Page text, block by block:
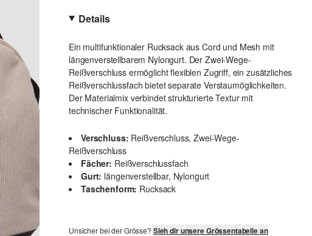
Details
Ein multifunktionaler Rucksack aus Cord und Mesh mit
längenverstellbarem Nylongurt. Der Zwei-Wege-
Reißverschluss ermöglicht flexiblen Zugriff, ein zusätzliches
Reißverschlussfach bietet separate Verstaumöglichkeiten.
Der Materialmix verbindet strukturierte Textur mit
technischer Funktionalität.
Verschluss: Reißverschluss, Zwei-Wege-
Reißverschluss
Fächer: Reißverschlussfach
Gurt: längenverstellbar, Nylongurt
Taschenform: Rucksack
Unsicher bei der Grösse? Sieh dir unsere Grössentabelle an